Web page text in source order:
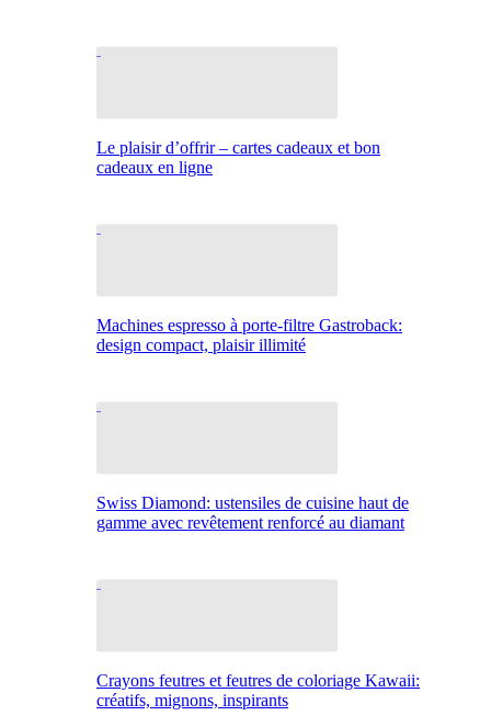
Le plaisir d’offrir – cartes cadeaux et bon
cadeaux en ligne
Machines espresso à porte-filtre Gastroback:
design compact, plaisir illimité
Swiss Diamond: ustensiles de cuisine haut de
gamme avec revêtement renforcé au diamant
Crayons feutres et feutres de coloriage Kawaii:
créatifs, mignons, inspirants